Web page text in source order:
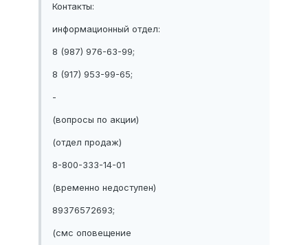
Контакты:
информационный отдел:
8 (987) 976-63-99;
8 (917) 953-99-65;
-
(вопросы по акции)
(отдел продаж)
8-800-333-14-01
(временно недоступен)
89376572693;
(смс оповещение